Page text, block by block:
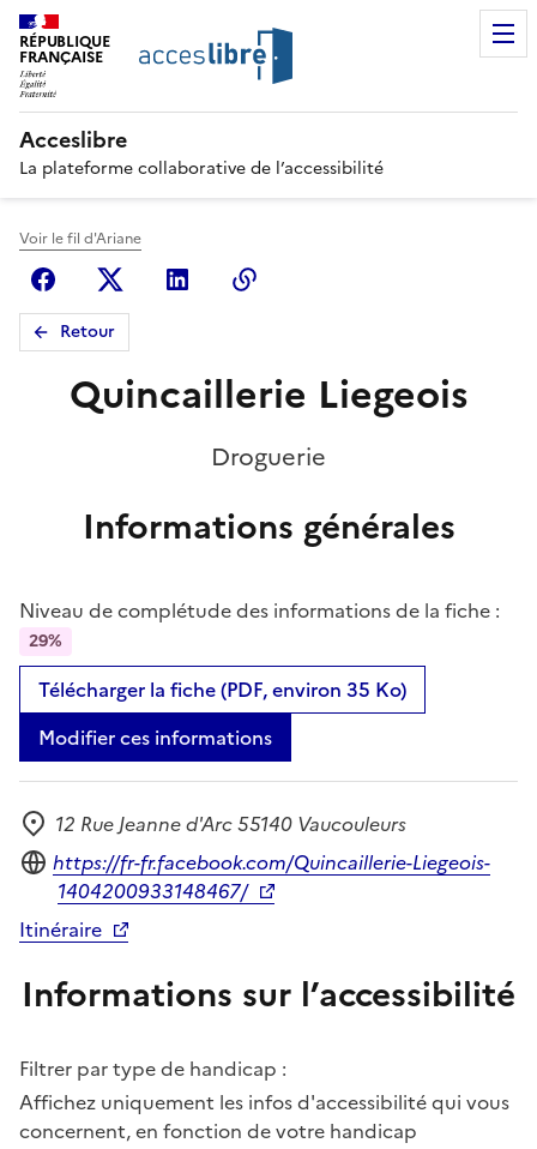
RÉPUBLIQUE
FRANÇAISE
Acceslibre
La plateforme collaborative de l’accessibilité
Voir le fil d'Ariane
FacebookX (anciennement Twitter)
Linkedin
Retour
Quincaillerie Liegeois
Droguerie
Informations générales
Niveau de complétude des informations de la fiche :
29%
Télécharger la fiche (PDF, environ 35 Ko)
Modifier ces informations
Adresse
12 Rue Jeanne d'Arc 55140 Vaucouleurs
Site internet
https://fr-fr.facebook.com/Quincaillerie-Liegeois-
1404200933148467/
Itinéraire
Informations sur l’accessibilité
Filtrer par type de handicap :
Affichez uniquement les infos d'accessibilité qui vous
concernent, en fonction de votre handicap